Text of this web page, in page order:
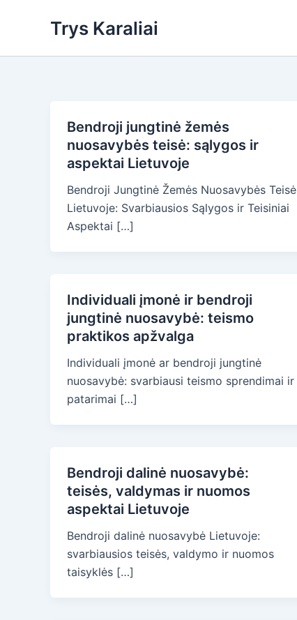
Trys Karaliai
Bendroji jungtinė žemės
nuosavybės teisė: sąlygos ir
aspektai Lietuvoje
Bendroji Jungtinė Žemės Nuosavybės Teisė
Lietuvoje: Svarbiausios Sąlygos ir Teisiniai
Aspektai […]
Individuali įmonė ir bendroji
jungtinė nuosavybė: teismo
praktikos apžvalga
Individuali įmonė ar bendroji jungtinė
nuosavybė: svarbiausi teismo sprendimai ir
patarimai […]
Bendroji dalinė nuosavybė:
teisės, valdymas ir nuomos
aspektai Lietuvoje
Bendroji dalinė nuosavybė Lietuvoje:
svarbiausios teisės, valdymo ir nuomos
taisyklės […]